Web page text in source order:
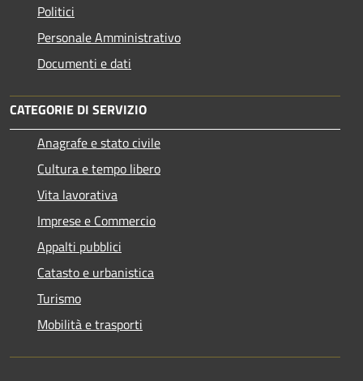
Politici
Personale Amministrativo
Documenti e dati
CATEGORIE DI SERVIZIO
Anagrafe e stato civile
Cultura e tempo libero
Vita lavorativa
Imprese e Commercio
Appalti pubblici
Catasto e urbanistica
Turismo
Mobilità e trasporti